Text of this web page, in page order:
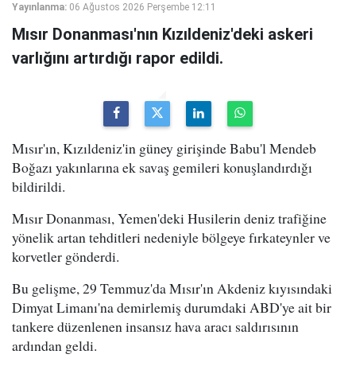
Yayınlanma: 06 Ağustos 2026 Perşembe 12:11
Mısır Donanması'nın Kızıldeniz'deki askeri
varlığını artırdığı rapor edildi.
Mısır'ın, Kızıldeniz'in güney girişinde Babu'l Mendeb
Boğazı yakınlarına ek savaş gemileri konuşlandırdığı
bildirildi.
Mısır Donanması, Yemen'deki Husilerin deniz trafiğine
yönelik artan tehditleri nedeniyle bölgeye fırkateynler ve
korvetler gönderdi.
Bu gelişme, 29 Temmuz'da Mısır'ın Akdeniz kıyısındaki
Dimyat Limanı'na demirlemiş durumdaki ABD'ye ait bir
tankere düzenlenen insansız hava aracı saldırısının
ardından geldi.